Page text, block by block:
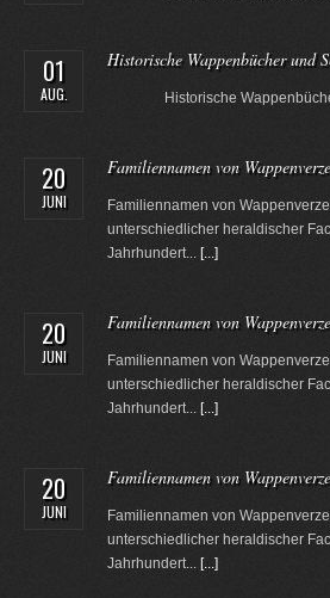
01
AUG.
Historische Wappenbücher und
Historische
20
JUNI
Familiennamen von
Familiennamen von
unterschiedlicher heraldischer
Jahrhundert... [...]
20
JUNI
Familiennamen von
Familiennamen von
unterschiedlicher heraldischer
Jahrhundert... [...]
20
JUNI
Familiennamen von
Familiennamen von
unterschiedlicher heraldischer
Jahrhundert... [...]